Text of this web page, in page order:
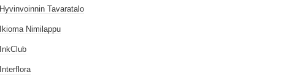
Hyvinvoinnin Tavaratalo
Ikioma Nimilappu
InkClub
Interflora